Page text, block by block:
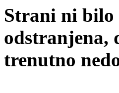
Strani ni bilo
odstranjena,
trenutno